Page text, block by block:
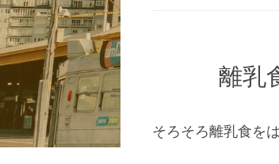
離乳
そろそろ離乳食を